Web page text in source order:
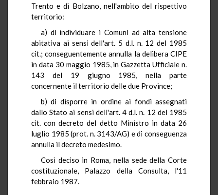
Trento e di Bolzano, nell'ambito del rispettivo
territorio:
a) di individuare i Comuni ad alta tensione
abitativa ai sensi dell'art. 5 d.l. n. 12 del 1985
cit.; conseguentemente annulla la delibera CIPE
in data 30 maggio 1985, in Gazzetta Ufficiale n.
143 del 19 giugno 1985, nella parte
concernente il territorio delle due Province;
b) di disporre in ordine ai fondi assegnati
dallo Stato ai sensi dell'art. 4 d.l. n. 12 del 1985
cit. con decreto del detto Ministro in data 26
luglio 1985 (prot. n. 3143/AG) e di conseguenza
annulla il decreto medesimo.
Così deciso in Roma, nella sede della Corte
costituzionale, Palazzo della Consulta, l'11
febbraio 1987.